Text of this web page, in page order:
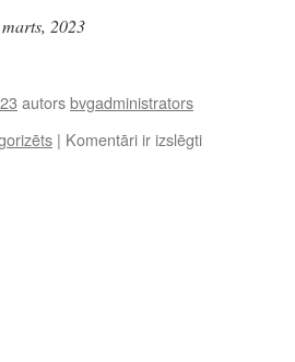
2023
autorsbvgadministrators
| Komentāri ir izslēgtiApsveicam